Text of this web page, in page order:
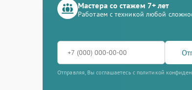
Мастера со стажем 7+ лет
Работаем с техникой любой
Отправляя, Вы соглашаетесь с политикой